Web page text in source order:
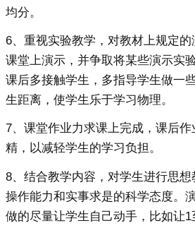
均分。
6、重视实验教学，对教材上规定
课堂上演示，并争取将某些演示实
课后多接触学生，多指导学生做一
生距离，使学生乐于学习物理。
7、课堂作业力求课上完成，课后
精，以减轻学生的学习负担。
8、结合教学内容，对学生进行思
操作能力和实事求是的科学态度。
做的尽量让学生自己动手，比如让